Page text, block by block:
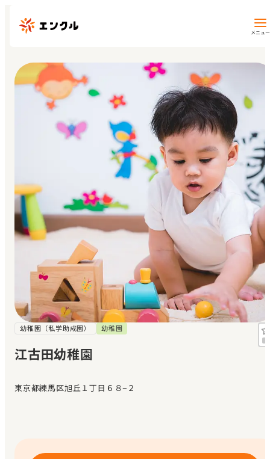
メニュー
保育園・幼稚園を探す
地図から探す
閲覧履歴
お気に入り
見学日記
メッセージ
おすすめの園
エンクルの特徴と活用方法
幼稚園（私学助成園） 幼稚園
江古田幼稚園
東京都練馬区旭丘１丁目６８−２